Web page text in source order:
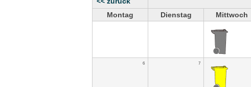
Montag
Dienstag Mittwoch
6 7